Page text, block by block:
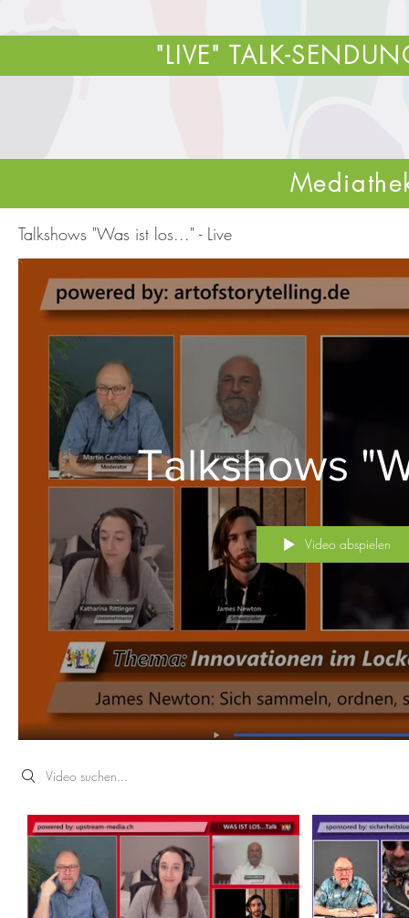
"LIVE" TALK-
Talkshows "Was ist los..." - Live
Talkshows
Video abspielen
Search videos